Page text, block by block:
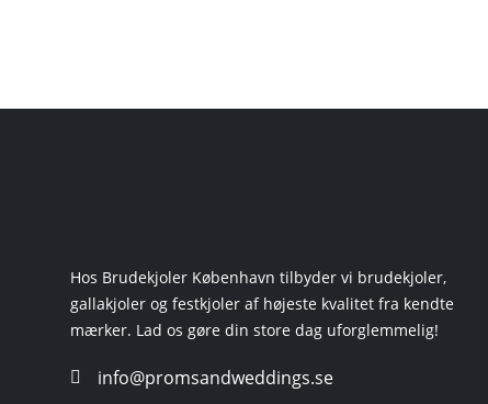
Hos Brudekjoler København tilbyder vi brudekjoler,
gallakjoler og festkjoler af højeste kvalitet fra kendte
mærker. Lad os gøre din store dag uforglemmelig!
info@promsandweddings.se